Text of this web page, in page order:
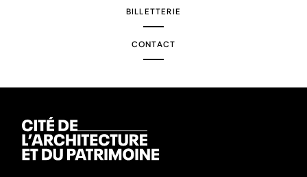
BILLETTERIE
CONTACT